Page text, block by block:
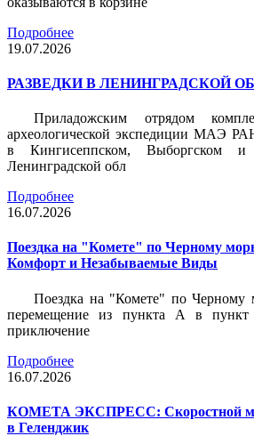
Подробнее
19.07.2026
РАЗВЕДКИ В ЛЕНИНГРАДСКОЙ
Приладожским отрядом
археологической экспедиции МАЭ
в Кингисеппском, Выборгском и
Ленинградской обл
Подробнее
16.07.2026
Поездка на "Комете" по Черному
Комфорт и Незабываемые Виды
Поездка на "Комете" по Черному
перемещение из пункта А в пункт
приключение
Подробнее
16.07.2026
КОМЕТА ЭКСПРЕСС: Скоростной
в Геленджик